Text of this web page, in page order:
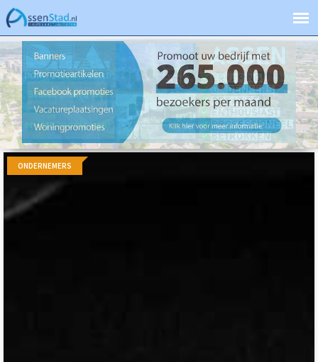
ONDERNEMERS